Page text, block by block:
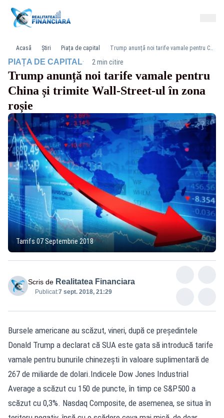
Acasă Știri Piața de capital Trump anunță noi tarife vamale pentru China și trimite Wall-Street-ul în zona roșie
PIAȚA DE CAPITAL· 2 min citire
Trump anunță noi tarife vamale pentru
China și trimite Wall-Street-ul în zona
roșie
Tarrifs 07 Septembrie 2018
Scris de Realitatea Financiara
Publicat:7 sept. 2018, 21:29
Bursele americane au scăzut, vineri, după ce președintele
Donald Trump a declarat că SUA este gata să introducă tarife
vamale pentru bunurile chinezești în valoare suplimentară de
267 de miliarde de dolari.Indicele Dow Jones Industrial
Average a scăzut cu 150 de puncte, în timp ce S&P500 a
scăzut cu 0,3%. Nasdaq Composite, de asemenea, se situa în